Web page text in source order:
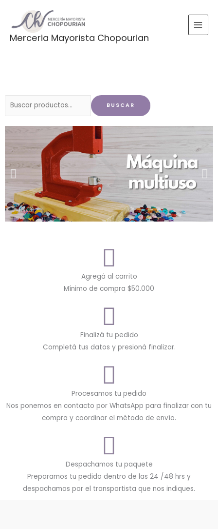
contenido
Merceria Mayorista Chopourian
Buscar
BUSCAR
Agregá al carrito
Mínimo de compra $50.000
Finalizá tu pedido
Completá tus datos y presioná finalizar.
Procesamos tu pedido
Nos ponemos en contacto por WhatsApp para finalizar con tu
compra y coordinar el método de envío.
Despachamos tu paquete
Preparamos tu pedido dentro de las 24 /48 hrs y
despachamos por el transportista que nos indiques.